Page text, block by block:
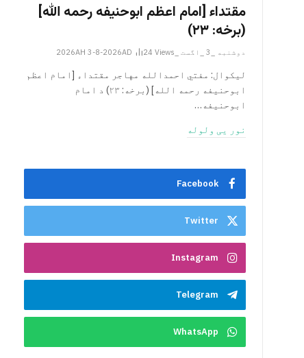
مقتداء [امام اعظم ابوحنیفه رحمه الله‎]
(برخه: ۲۳)
دوشنبه _3 _اگست _2026AH 3-8-2026AD 24 Views
لیکوال: مفتي احمدالله مهاجر مقتداء [امام اعظم
ابوحنیفه رحمه الله‎] (برخه: ۲۳) د امام
ابوحنيفه…
نور یی ولوله
Facebook
Twitter
Instagram
Telegram
WhatsApp